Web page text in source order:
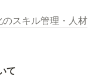
スキル管理・人材
て